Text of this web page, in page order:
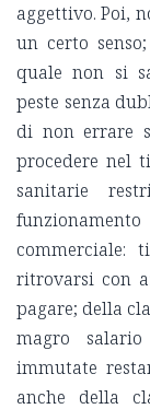
aggettivo. Poi,
un certo
quale non si
peste senza
di non errare
procedere nel
sanitarie
commerciale:
ritrovarsi con
pagare; della
magro
immutate
anche della